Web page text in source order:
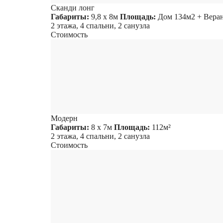
Сканди лонг
Габариты: 9,8 х 8м Площадь: Дом 134м2 +
2 этажа, 4 спальни, 2 санузла
Стоимость
Модерн
Габариты: 8 х 7м Площадь: 112м²
2 этажа, 4 спальни, 2 санузла
Стоимость